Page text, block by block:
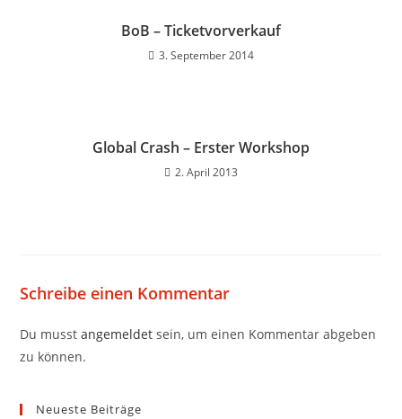
BoB – Ticketvorverkauf
3. September 2014
Global Crash – Erster Workshop
2. April 2013
Schreibe einen Kommentar
Du musstangemeldet sein, um einen Kommentar abgeben
zu können.
Neueste Beiträge